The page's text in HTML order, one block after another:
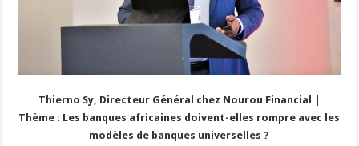
Thierno Sy, Directeur Général chez Nourou Financial |
Thème : Les banques africaines doivent-elles rompre avec les
modèles de banques universelles ?